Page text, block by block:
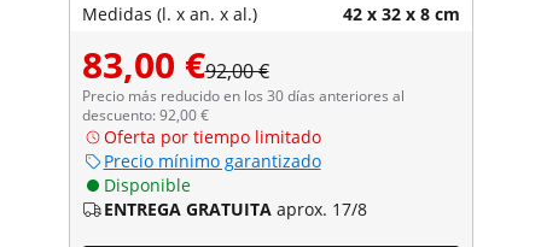
Medidas (l. x an. x al.) 42 x 32 x 8 cm
83,00 €92,00 €
Precio más reducido en los 30 días anteriores al
descuento: 92,00 €
Oferta por tiempo limitado
Precio mínimo garantizado
Disponible
ENTREGA GRATUITA aprox. 17/8